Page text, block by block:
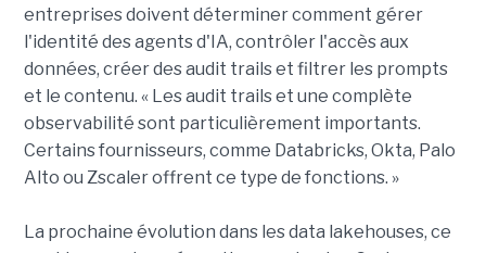
entreprises doivent déterminer comment gérer
l'identité des agents d'IA, contrôler l'accès aux
données, créer des audit trails et filtrer les prompts
et le contenu. « Les audit trails et une complète
observabilité sont particulièrement importants.
Certains fournisseurs, comme Databricks, Okta, Palo
Alto ou Zscaler offrent ce type de fonctions. »
La prochaine évolution dans les data lakehouses, ce